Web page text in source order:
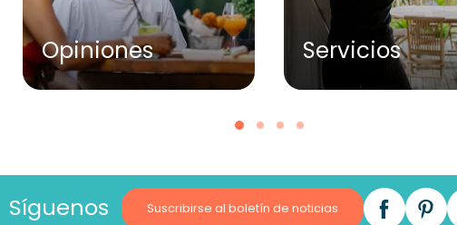
Opiniones Servicios
Síguenos Suscribirse al boletín de noticias